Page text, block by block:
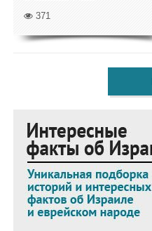
371